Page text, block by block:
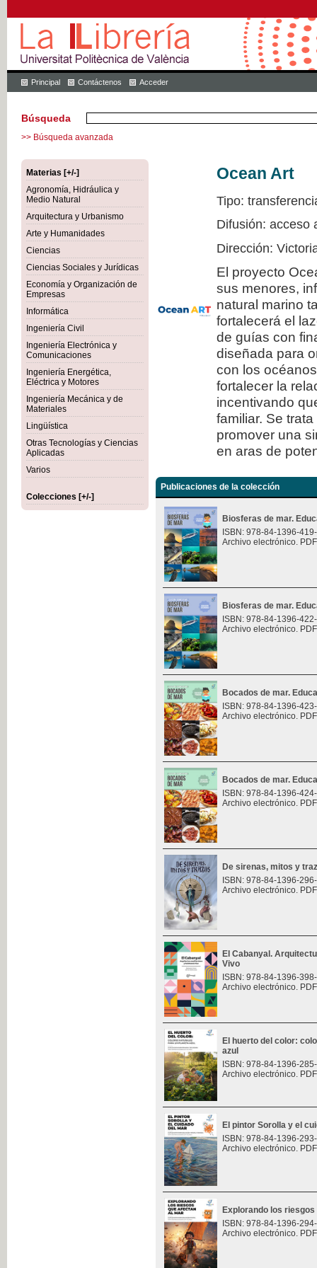
Principal Contáctenos Acceder
Búsqueda
>> Búsqueda avanzada
Materias [+/-]
Agronomía, Hidráulica y
Medio Natural
Arquitectura y Urbanismo
Arte y Humanidades
Ciencias
Ciencias Sociales y Jurídicas
Economía y Organización de
Empresas
Informática
Ingeniería Civil
Ingeniería Electrónica y
Comunicaciones
Ingeniería Energética,
Eléctrica y Motores
Ingeniería Mecánica y de
Materiales
Lingüística
Otras Tecnologías y Ciencias
Aplicadas
Varios
Colecciones [+/-]
Ocean Art
Tipo:
Difusión: acceso
Dirección:
El proyecto
sus menores,
natural marino
fortalecerá el
de guías con
diseñada para
con los
fortalecer la
incentivando
familiar. Se
promover una
en aras de
Publicaciones de la colección
Biosferas de mar.
ISBN: 978-84-1396-
Archivo electrónico.
Biosferas de mar.
ISBN: 978-84-1396-
Archivo electrónico.
Bocados de mar.
ISBN: 978-84-1396-
Archivo electrónico.
Bocados de mar.
ISBN: 978-84-1396-
Archivo electrónico.
De sirenas, mitos y
ISBN: 978-84-1396-
Archivo electrónico.
El Cabanyal.
Vivo
ISBN: 978-84-1396-
Archivo electrónico.
El huerto del color:
azul
ISBN: 978-84-1396-
Archivo electrónico.
El pintor Sorolla y el
ISBN: 978-84-1396-
Archivo electrónico.
Explorando los
ISBN: 978-84-1396-
Archivo electrónico.